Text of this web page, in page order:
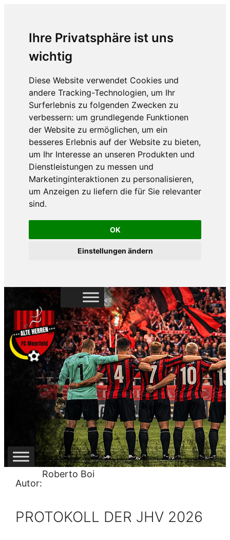
Ihre Privatsphäre ist uns
wichtig
Diese Website verwendet Cookies und
andere Tracking-Technologien, um Ihr
Surferlebnis zu folgenden Zwecken zu
verbessern: um grundlegende Funktionen
der Website zu ermöglichen, um ein
besseres Erlebnis auf der Website zu bieten,
um Ihr Interesse an unseren Produkten und
Dienstleistungen zu messen und
Marketinginteraktionen zu personalisieren,
um Anzeigen zu liefern die für Sie relevanter
sind.
OK
Einstellungen ändern
springen
Autor:
Roberto Boi
PROTOKOLL DER JHV 2026